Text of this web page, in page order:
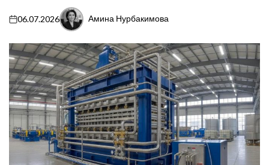
on
06.07.2026
Запись
Амина Нурбакимова